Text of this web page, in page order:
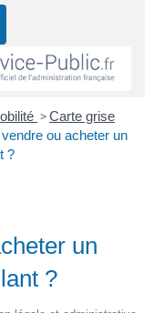
>Carte grise
ou acheter un
?
un
?